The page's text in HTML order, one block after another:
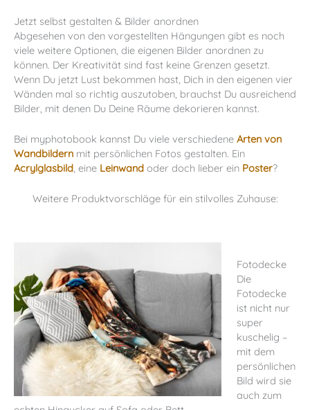
Jetzt selbst gestalten & Bilder anordnen
Abgesehen von den vorgestellten Hängungen gibt es noch
viele weitere Optionen, die eigenen Bilder anordnen zu
können. Der Kreativität sind fast keine Grenzen gesetzt.
Wenn Du jetzt Lust bekommen hast, Dich in den eigenen vier
Wänden mal so richtig auszutoben, brauchst Du ausreichend
Bilder, mit denen Du Deine Räume dekorieren kannst.
Bei myphotobook kannst Du viele verschiedene Arten von
Wandbildern mit persönlichen Fotos gestalten. Ein
Acrylglasbild, eine Leinwand oder doch lieber ein Poster?
Weitere Produktvorschläge für ein stilvolles Zuhause:
Fotodecke
Die
Fotodecke
ist nicht nur
super
kuschelig –
mit dem
persönlichen
Bild wird sie
auch zum